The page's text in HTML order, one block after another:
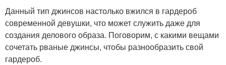
Данный тип джинсов настолько вжился в гардероб
современной девушки, что может служить даже для
создания делового образа. Поговорим, с какими вещами
сочетать рваные джинсы, чтобы разнообразить свой
гардероб.